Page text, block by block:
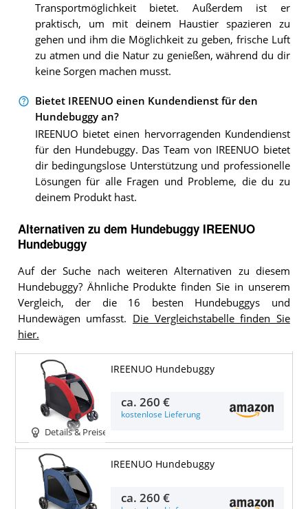
Transportmöglichkeit bietet. Außerdem ist er
praktisch, um mit deinem Haustier spazieren zu
gehen und ihm die Möglichkeit zu geben, frische Luft
zu atmen und die Natur zu genießen, während du dir
keine Sorgen machen musst.
Bietet IREENUO einen Kundendienst für den
Hundebuggy an?
IREENUO bietet einen hervorragenden Kundendienst
für den Hundebuggy. Das Team von IREENUO bietet
dir bedingungslose Unterstützung und professionelle
Lösungen für alle Fragen und Probleme, die du zu
deinem Produkt hast.
Alternativen zu dem Hundebuggy IREENUO
Hundebuggy
Auf der Suche nach weiteren Alternativen zu diesem
Hundebuggy? Ähnliche Produkte finden Sie in unserem
Vergleich, der die 16 besten Hundebuggys und
Hundewägen umfasst. Die Vergleichstabelle finden Sie
hier.
Details & Preise
IREENUO Hundebuggy
ca.260 €
kostenlose Lieferung
IREENUO Hundebuggy
ca.260 €